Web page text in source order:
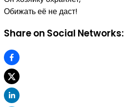
Обижать её не даст!
Share on Social Networks: